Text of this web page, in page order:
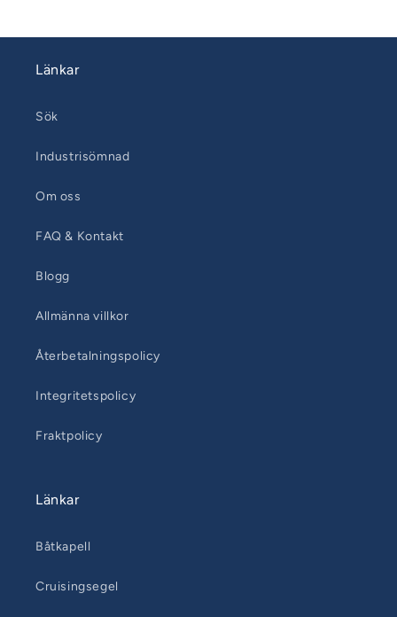
Länkar
Sök
Industrisömnad
Om oss
FAQ & Kontakt
Blogg
Allmänna villkor
Återbetalningspolicy
Integritetspolicy
Fraktpolicy
Länkar
Båtkapell
Cruisingsegel